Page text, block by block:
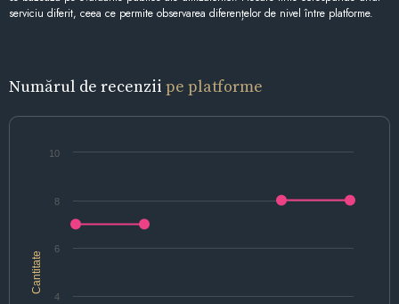
serviciu diferit, ceea ce permite observarea diferențelor de nivel între platforme.
Numărul de recenzii pe platforme
Cantitate
4
6
8
10